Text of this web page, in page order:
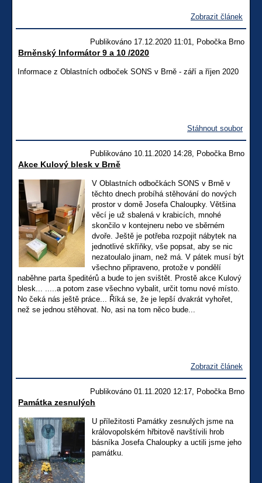
Zobrazit článek
Publikováno 17.12.2020 11:01, Pobočka Brno
Brněnský Informátor 9 a 10 /2020
Informace z Oblastních odboček SONS v Brně - září a říjen 2020
Stáhnout soubor
Publikováno 10.11.2020 14:28, Pobočka Brno
Akce Kulový blesk v Brně
V Oblastních odbočkách SONS v Brně v
těchto dnech probíhá stěhování do nových
prostor v domě Josefa Chaloupky. Většina
věcí je už sbalená v krabicích, mnohé
skončilo v kontejneru nebo ve sběrném
dvoře. Ještě je potřeba rozpojit nábytek na
jednotlivé skříňky, vše popsat, aby se nic
nezatoulalo jinam, než má. V pátek musí být
všechno připraveno, protože v pondělí
naběhne parta špeditérů a bude to jen svištět. Prostě akce Kulový
blesk... .....a potom zase všechno vybalit, určit tomu nové místo.
No čeká nás ještě práce... Říká se, že je lepší dvakrát vyhořet,
než se jednou stěhovat. No, asi na tom něco bude...
Zobrazit článek
Publikováno 01.11.2020 12:17, Pobočka Brno
Památka zesnulých
U příležitosti Památky zesnulých jsme na
královopolském hřbitově navštívili hrob
básníka Josefa Chaloupky a uctili jsme jeho
památku.